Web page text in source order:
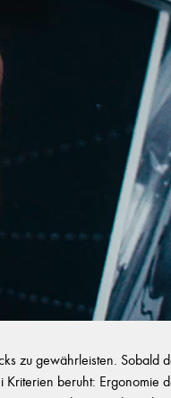
zu gewährleisten. Sobald
beruht: Ergonomie